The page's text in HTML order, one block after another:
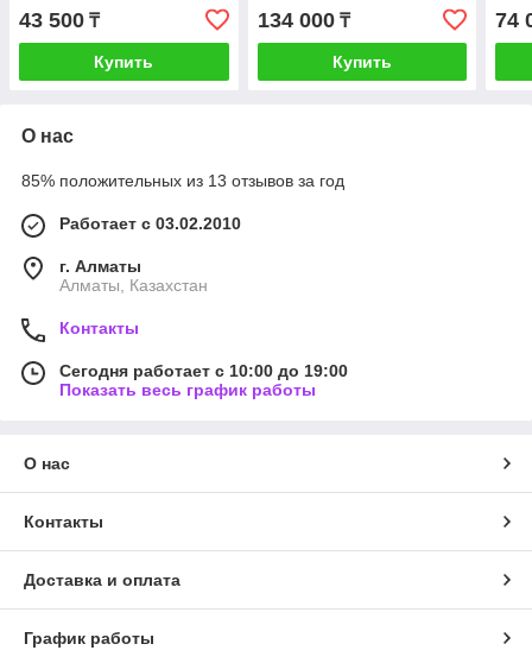
43 500 ₸
Купить
134 000₸
Купить
74
О нас
85% положительных из 13 отзывов за год
Работает с 03.02.2010
г. Алматы
Алматы, Казахстан
Контакты
Сегодня работает с 10:00 до 19:00
Показать весь график работы
О нас
Контакты
Доставка и оплата
График работы